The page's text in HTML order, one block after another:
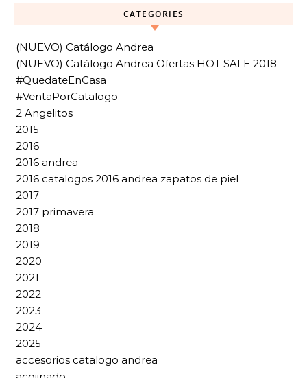
CATEGORIES
(NUEVO) Catálogo Andrea
(NUEVO) Catálogo Andrea Ofertas HOT SALE 2018
#QuedateEnCasa
#VentaPorCatalogo
2 Angelitos
2015
2016
2016 andrea
2016 catalogos 2016 andrea zapatos de piel
2017
2017 primavera
2018
2019
2020
2021
2022
2023
2024
2025
accesorios catalogo andrea